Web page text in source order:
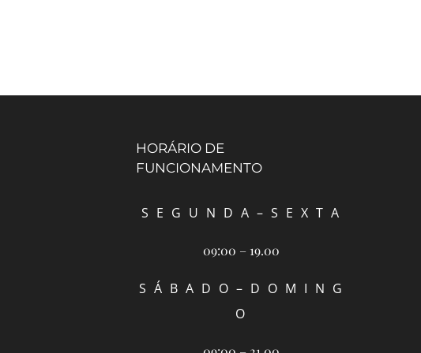
HORÁRIO DE
FUNCIONAMENTO
S E G U N D A – S E X T A
09:00 – 19.00
S Á B A D O – D O M I N G
O